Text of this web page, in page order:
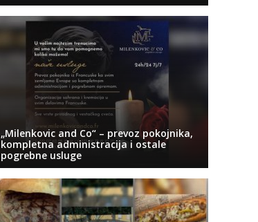
„Milenkovic and Co“ – prevoz pokojnika,
kompletna administracija i ostale
pogrebne usluge